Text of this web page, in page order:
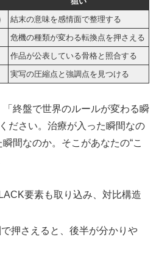
結末の意味を感情面で整理する
危機の種類が変わる転換点を押さえる
作品が公表している骨格と照合する
実写の圧縮点と強調点を見つける
終盤で世界のルールが変わる瞬
ださい。治療が入った瞬間なの
間なのか。そこがあなたの“こ
要素も取り込み、対比構造
押さえると、後半が分かりや